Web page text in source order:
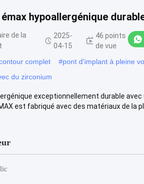
hypoallergénique
de la
2025-
04-15
46 points
de vue
complet #pont d'implant à pleine
du zirconium
exceptionnellement durable
est fabriqué avec des matériaux de la